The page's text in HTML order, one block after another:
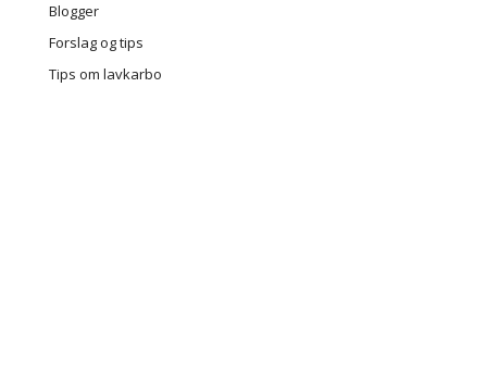
Blogger
Forslag og tips
Tips om lavkarbo